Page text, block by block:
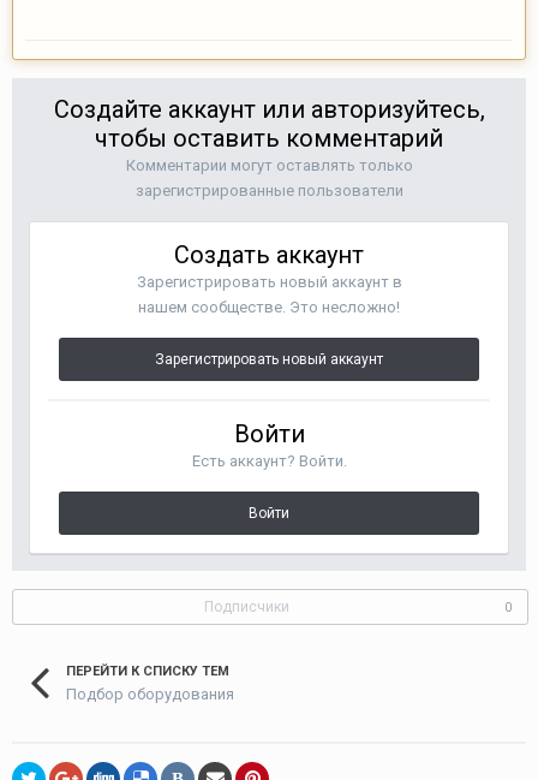
Создайте аккаунт или авторизуйтесь,
чтобы оставить комментарий
Комментарии могут оставлять только
зарегистрированные пользователи
Создать аккаунт
Зарегистрировать новый аккаунт в
нашем сообществе. Это несложно!
Зарегистрировать новый аккаунт
Войти
Есть аккаунт? Войти.
Войти
Подписчики 0
ПЕРЕЙТИ К СПИСКУ ТЕМ
Подбор оборудования